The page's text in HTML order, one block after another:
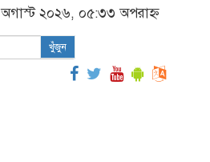
২০২৬, ০৫:৩৩ অপরাহ্ন
খুঁজুন